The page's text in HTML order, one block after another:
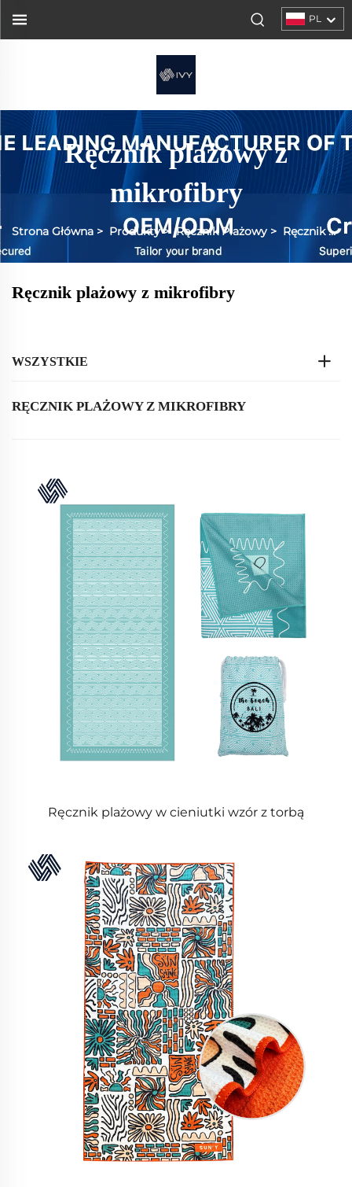
PL
Ręcznik plażowy z
mikrofibry
Strona Główna > Produkty>Ręcznik Plażowy> Ręcznik plażowy mikrofiberny wafelkowany
Ręcznik plażowy z mikrofibry
WSZYSTKIE
RĘCZNIK PLAŻOWY Z MIKROFIBRY
Ręcznik plażowy w cieniutki wzór z torbą